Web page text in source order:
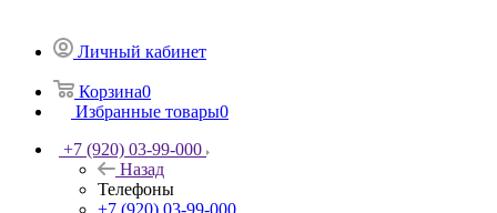
Личный кабинет
Корзина0
Избранные товары0
+7 (920) 03-99-000
Назад
Телефоны
+7 (920) 03-99-000